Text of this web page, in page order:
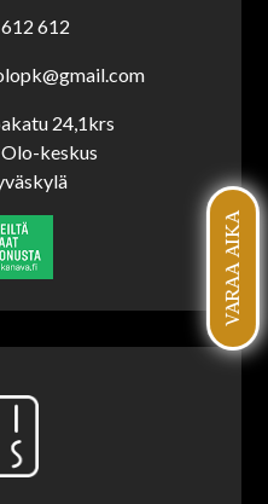
VARAA AIKA
612
24,1krs
keskus